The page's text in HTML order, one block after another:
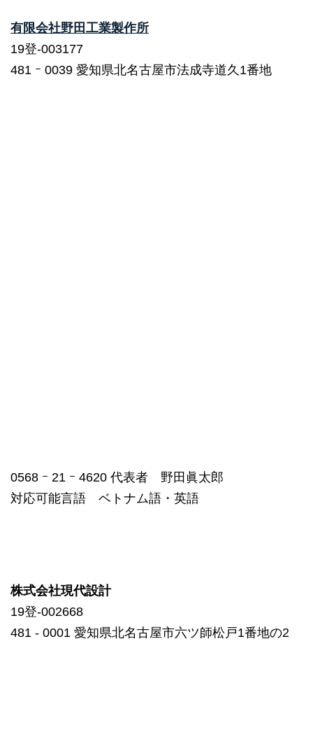
有限会社野田工業製作所
19登-003177
481 ｰ 0039 愛知県北名古屋市法成寺道久1番地
0568 ｰ 21 ｰ 4620 代表者 野田眞太郎
対応可能言語 ベトナム語・英語
株式会社現代設計
19登-002668
481 ‐ 0001 愛知県北名古屋市六ツ師松戸1番地の2